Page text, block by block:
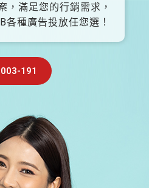
，滿足您的行銷需求，
各種廣告投放任您選！
191